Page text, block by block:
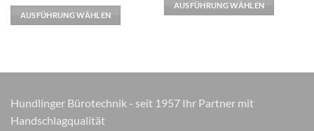
AUSFÜHRUNG WÄHLEN
auf.
Die
gewählt
werden
AUSFÜHRUNG WÄHLEN
auf.
gewählt
Hundlinger Bürotechnik - seit 1957 Ihr Partner mit
Handschlagqualität